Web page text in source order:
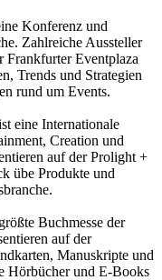
Konferenz und
Zahlreiche Aussteller
Frankfurter Eventplaza
Trends und Strategien
rund um Events.
eine Internationale
Creation und
auf der Prolight +
übe Produkte und
Buchmesse der
auf der
Manuskripte und
Hörbücher und E-Books